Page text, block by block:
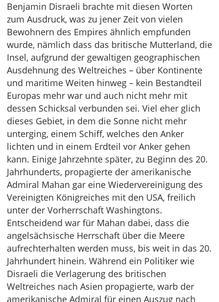
Benjamin Disraeli brachte mit diesen Worten
zum Ausdruck, was zu jener Zeit von vielen
Bewohnern des Empires ähnlich empfunden
wurde, nämlich dass das britische Mutterland, die
Insel, aufgrund der gewaltigen geographischen
Ausdehnung des Weltreiches – über Kontinente
und maritime Weiten hinweg – kein Bestandteil
Europas mehr war und auch nicht mehr mit
dessen Schicksal verbunden sei. Viel eher glich
dieses Gebiet, in dem die Sonne nicht mehr
unterging, einem Schiff, welches den Anker
lichten und in einem Erdteil vor Anker gehen
kann. Einige Jahrzehnte später, zu Beginn des 20.
Jahrhunderts, propagierte der amerikanische
Admiral Mahan gar eine Wiedervereinigung des
Vereinigten Königreiches mit den USA, freilich
unter der Vorherrschaft Washingtons.
Entscheidend war für Mahan dabei, dass die
angelsächsische Herrschaft über die Meere
aufrechterhalten werden muss, bis weit in das 20.
Jahrhundert hinein. Während ein Politiker wie
Disraeli die Verlagerung des britischen
Weltreiches nach Asien propagierte, warb der
amerikanische Admiral für einen Auszug nach